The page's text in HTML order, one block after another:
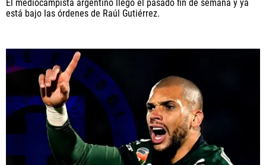
El mediocampista argentino llegó el pasado fin de semana y ya
está bajo las órdenes de Raúl Gutiérrez.